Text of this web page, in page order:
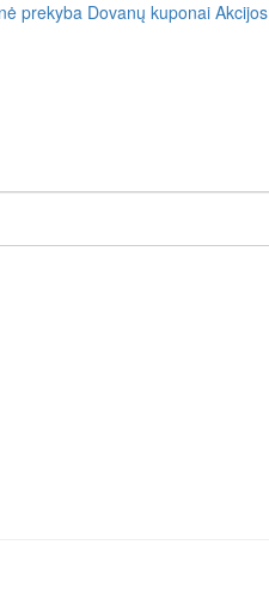
prekyba Dovanų kuponai Akcijos